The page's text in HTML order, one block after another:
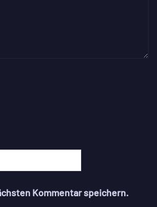
Kommentar speichern.